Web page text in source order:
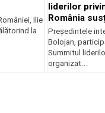
Ilie
la
liderilor
România
transatlantic
și stabilitate
Președintele
Bolojan,
Summitul
organizat...